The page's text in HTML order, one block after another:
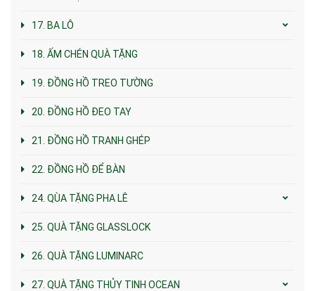
17. BA LÔ
18. ẤM CHÉN QUÀ TẶNG
19. ĐỒNG HỒ TREO TƯỜNG
20. ĐỒNG HỒ ĐEO TAY
21. ĐỒNG HỒ TRANH GHÉP
22. ĐỒNG HỒ ĐỂ BÀN
24. QÙA TẶNG PHA LÊ
25. QUÀ TẶNG GLASSLOCK
26. QUÀ TẶNG LUMINARC
27. QUÀ TẶNG THỦY TINH OCEAN